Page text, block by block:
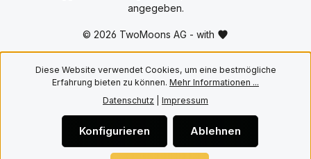
© 2026 TwoMoons AG - with
angegeben.
Diese Website verwendet Cookies, um eine bestmögliche
Erfahrung bieten zu können. Mehr Informationen ...
Datenschutz
Impressum
Ablehnen
Konfigurieren